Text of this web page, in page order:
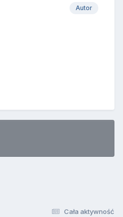
Autor
Cała aktywność